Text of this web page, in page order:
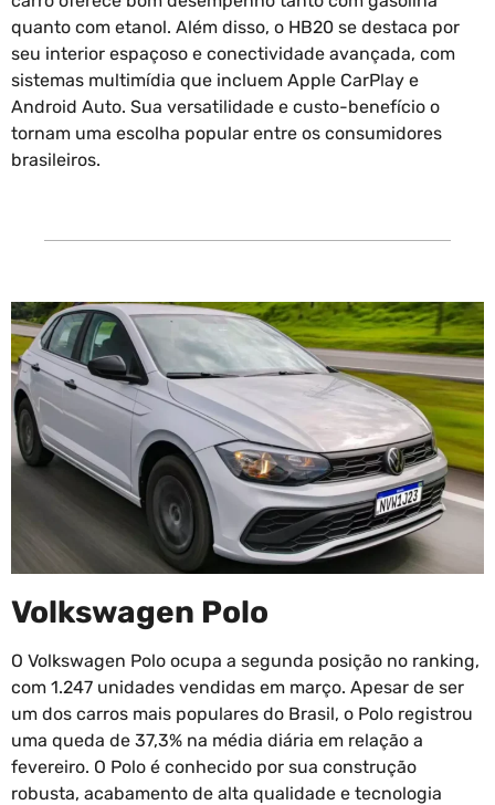
quanto com etanol. Além disso, o HB20 se destaca por
seu interior espaçoso e conectividade avançada, com
sistemas multimídia que incluem Apple CarPlay e
Android Auto. Sua versatilidade e custo-benefício o
tornam uma escolha popular entre os consumidores
brasileiros.
Volkswagen Polo
O Volkswagen Polo ocupa a segunda posição no ranking,
com 1.247 unidades vendidas em março. Apesar de ser
um dos carros mais populares do Brasil, o Polo registrou
uma queda de 37,3% na média diária em relação a
fevereiro. O Polo é conhecido por sua construção
robusta, acabamento de alta qualidade e tecnologia